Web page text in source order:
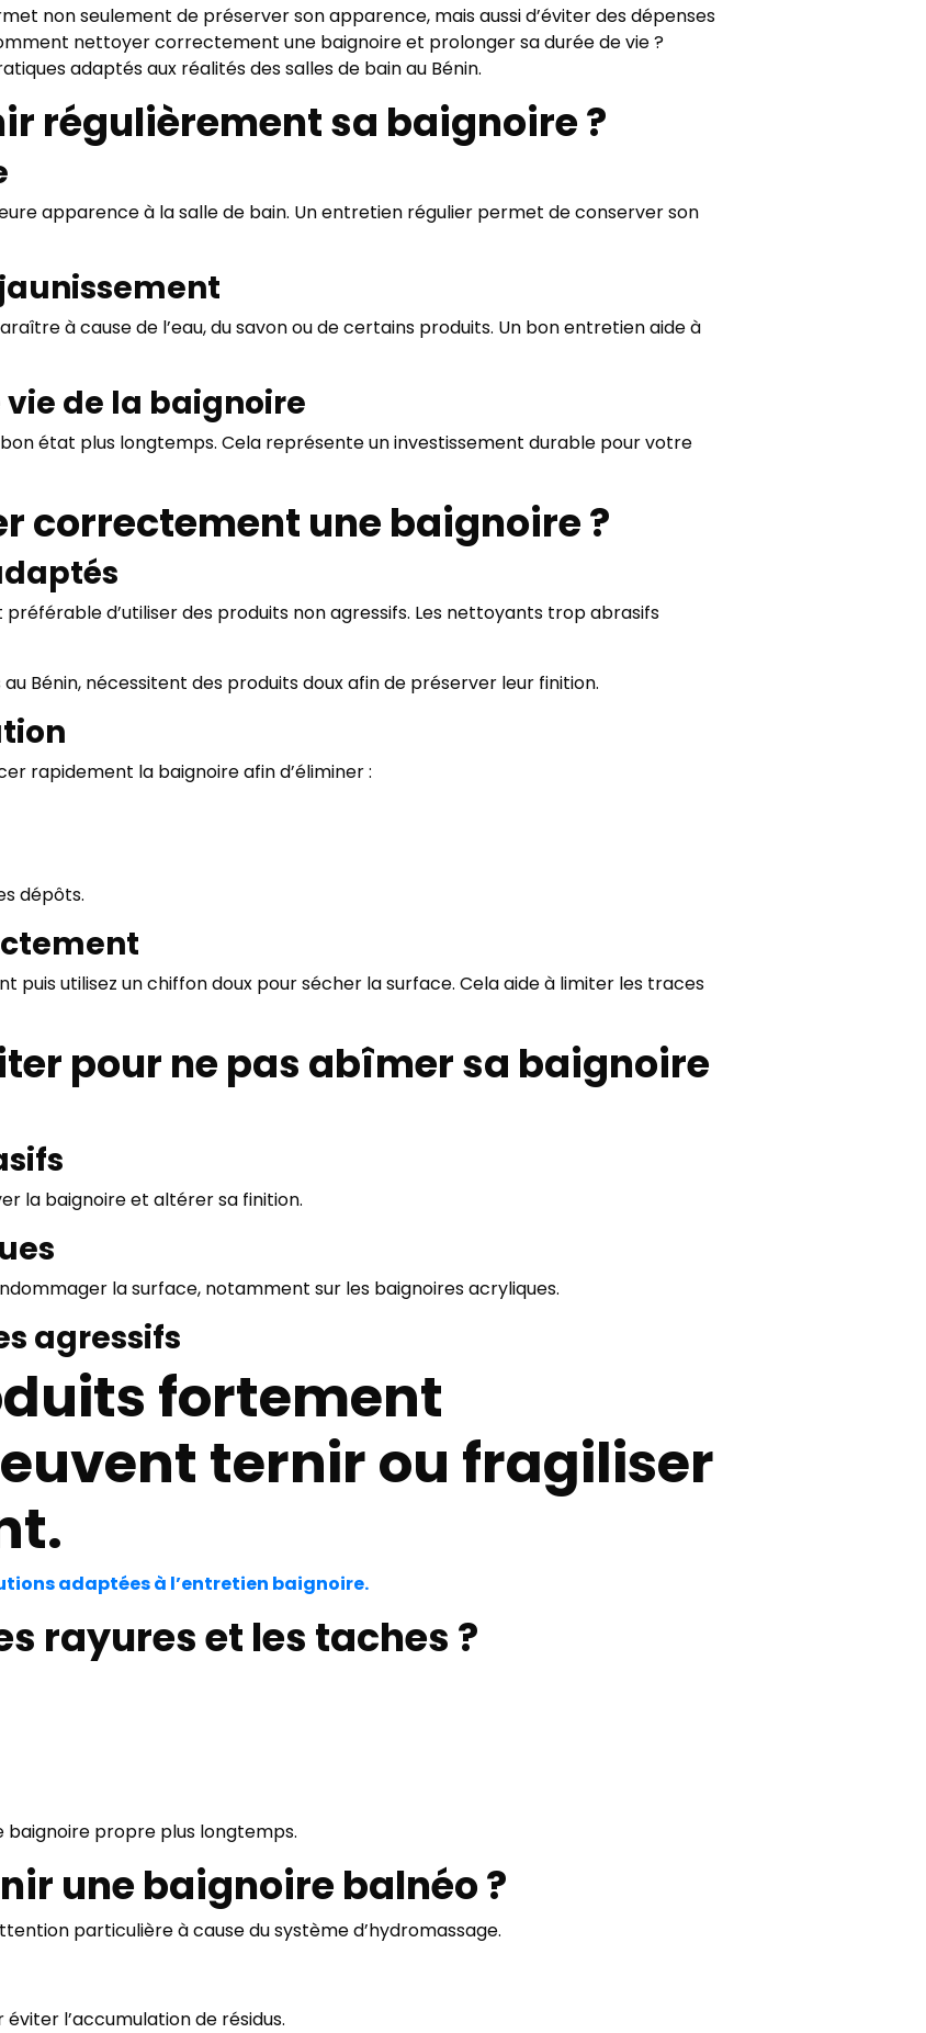
non seulement de préserver son apparence, mais aussi d’éviter des dépenses
nettoyer correctement une baignoire et prolonger sa durée de vie ?
adaptés aux réalités des salles de bain au Bénin.
régulièrement sa baignoire ?
apparence à la salle de bain. Un entretien régulier permet de conserver son
à cause de l’eau, du savon ou de certains produits. Un bon entretien aide à
de la baignoire
état plus longtemps. Cela représente un investissement durable pour votre
correctement une baignoire ?
préférable d’utiliser des produits non agressifs. Les nettoyants trop abrasifs
Bénin, nécessitent des produits doux afin de préserver leur finition.
rapidement la baignoire afin d’éliminer :
dépôts.
puis utilisez un chiffon doux pour sécher la surface. Cela aide à limiter les traces
pour ne pas abîmer sa baignoire
la baignoire et altérer sa finition.
la surface, notamment sur les baignoires acryliques.
agressifs
fortement
ternir ou fragiliser
adaptées à l’entretien baignoire.
rayures et les taches ?
baignoire propre plus longtemps.
une baignoire balnéo ?
particulière à cause du système d’hydromassage.
l’accumulation de résidus.